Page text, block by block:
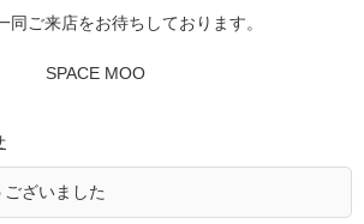
同ご来店をお待ちしております。
SPACE MOO
ざいました